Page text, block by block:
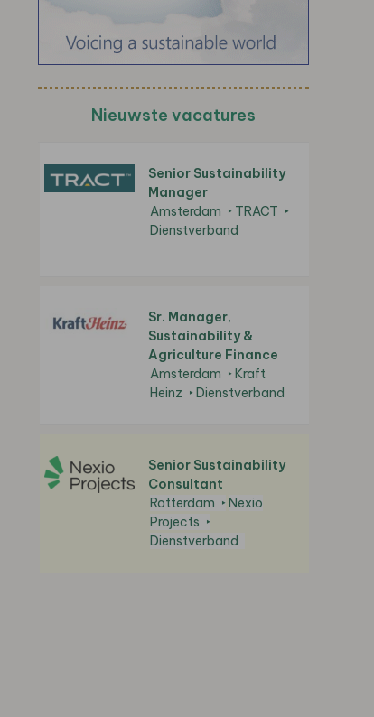
Nieuwste vacatures
Senior Sustainability
Manager
Amsterdam
TRACT
Dienstverband
Sr. Manager,
Sustainability &
Agriculture Finance
Amsterdam
Kraft
Heinz
Dienstverband
Senior Sustainability
Consultant
Rotterdam
Nexio
Projects
Dienstverband